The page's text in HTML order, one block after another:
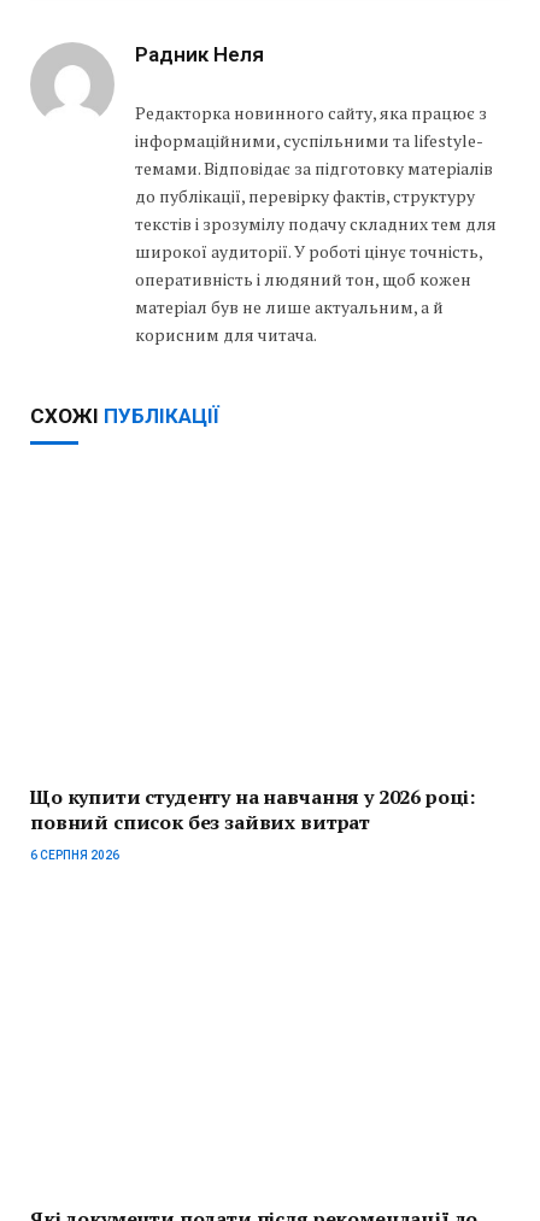
Радник Неля
Редакторка новинного сайту, яка працює з
інформаційними, суспільними та lifestyle-
темами. Відповідає за підготовку матеріалів
до публікації, перевірку фактів, структуру
текстів і зрозумілу подачу складних тем для
широкої аудиторії. У роботі цінує точність,
оперативність і людяний тон, щоб кожен
матеріал був не лише актуальним, а й
корисним для читача.
СХОЖІ ПУБЛІКАЦІЇ
Що купити студенту на навчання у 2026 році:
повний список без зайвих витрат
6 СЕРПНЯ 2026